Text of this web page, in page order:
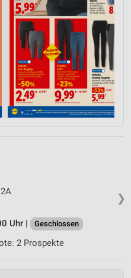
❯
Uhr |
Geschlossen
2 Prospekte